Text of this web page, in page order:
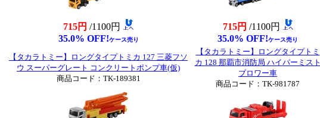
715円 /1100円
35.0% OFF!ケース売り
715円 /1100円
35.0% OFF!ケース売り
【タカラトミー】ロングタイプトミカ 127 三菱フソ
ウ スーパーグレート コンクリートポンプ車(仮)
商品コード：TK-189381
【タカラトミー】ロングタイプトミ
カ 128 那覇市消防局 ハイパーミスト
ブロワー車
商品コード：TK-981787